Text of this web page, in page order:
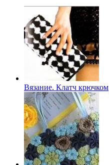
Вязание. Клатч крючком